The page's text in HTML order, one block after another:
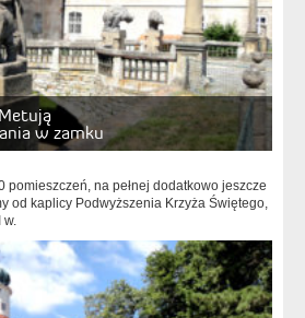
w zamku
pomieszczeń, na pełnej dodatkowo jeszcze
od kaplicy Podwyższenia Krzyża Świętego,
w.